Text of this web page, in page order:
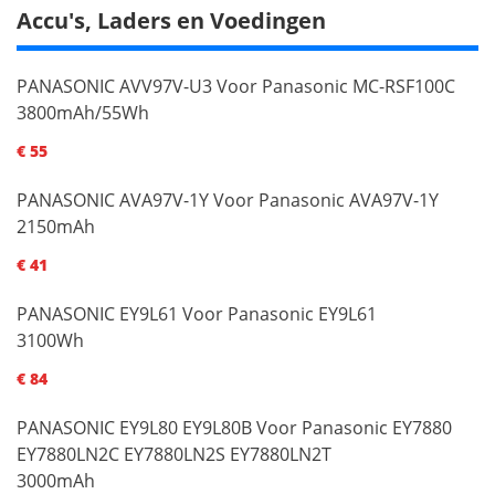
Accu's, Laders en Voedingen
PANASONIC AVV97V-U3 Voor Panasonic MC-RSF100C
3800mAh/55Wh
€ 55
PANASONIC AVA97V-1Y Voor Panasonic AVA97V-1Y
2150mAh
€ 41
PANASONIC EY9L61 Voor Panasonic EY9L61
3100Wh
€ 84
PANASONIC EY9L80 EY9L80B Voor Panasonic EY7880
EY7880LN2C EY7880LN2S EY7880LN2T
3000mAh